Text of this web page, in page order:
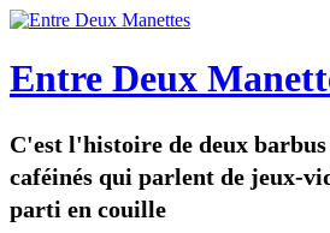
Entre Deux
C'est l'histoire de deux
caféinés qui parlent de jeux-
parti en couille